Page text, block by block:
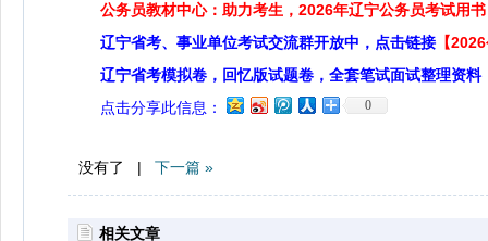
公务员教材中心：助力考生，2026年辽宁公务员考试用书
辽宁省考、事业单位考试交流群开放中，点击链接 【
辽宁省考模拟卷，回忆版试题卷，全套笔试面试整理资料
点击分享此信息：
0
没有了 | 下一篇 »
相关文章